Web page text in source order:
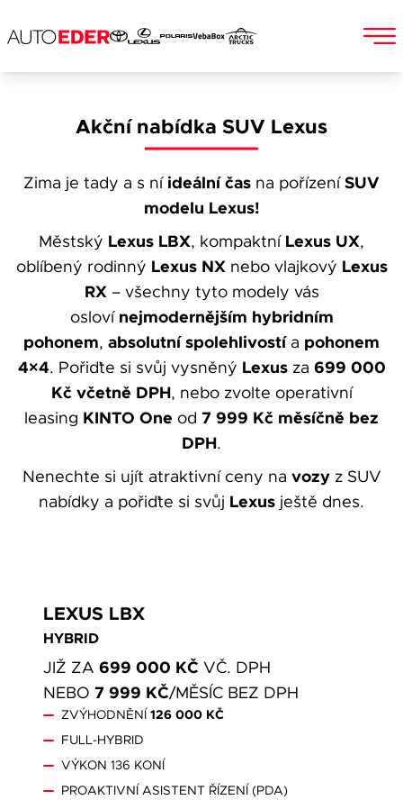
Akční nabídka SUV Lexus
Zima je tady a s ní ideální čas na pořízeníSUV
modelu Lexus!
Městský Lexus LBX, kompaktní Lexus UX,
oblíbený rodinný Lexus NXnebo vlajkový Lexus
RX– všechny tyto modely vás
osloví nejmodernějším hybridním
pohonem, absolutní spolehlivostía pohonem
4×4. Pořiďte si svůj vysněný Lexusza 699 000
Kč včetně DPH, nebo zvolte operativní
leasing KINTO One od 7 999 Kč měsíčně bez
DPH.
Nenechte si ujít atraktivní ceny na vozy z SUV
nabídky a pořiďte si svůj Lexus ještě dnes.
LEXUS LBX
HYBRID
JIŽ ZA 699 000 KČ VČ. DPH
NEBO 7 999 KČ/MĚSÍC BEZ DPH
ZVÝHODNĚNÍ126 000 KČ
FULL-HYBRID
VÝKON 136 KONÍ
PROAKTIVNÍ ASISTENT ŘÍZENÍ (PDA)
Telefon
Popis
Souhlasím se zpracováním
*
Přihlášení k odběru novinek
Pole označená * jsou povinná.
Odeslat
Váše zpráva byla
odeslána. Děkujeme
za Váš zájem!
Při odesílání se
vyskytla chyba.
Zkuste to prosím za
chvíli znovu.